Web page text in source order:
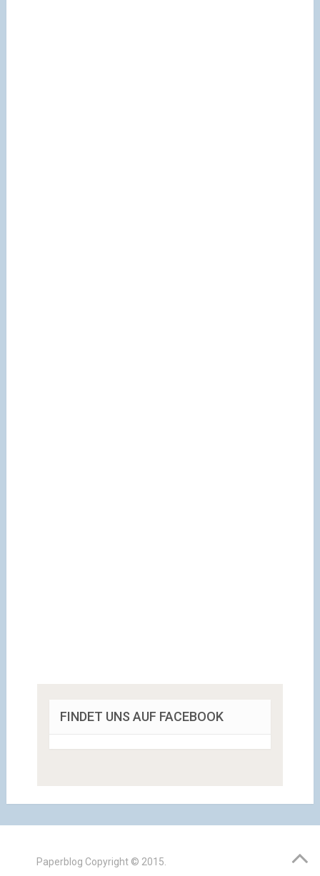
FINDET UNS AUF FACEBOOK
Paperblog Copyright © 2015.